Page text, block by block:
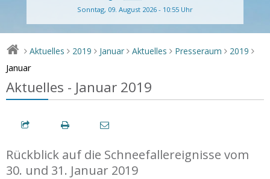
Sonntag, 09. August 2026 - 10:55 Uhr
> Aktuelles > 2019 > Januar > Aktuelles > Presseraum > 2019 >
Januar
Aktuelles - Januar 2019
Rückblick auf die Schneefallereignisse vom
30. und 31. Januar 2019